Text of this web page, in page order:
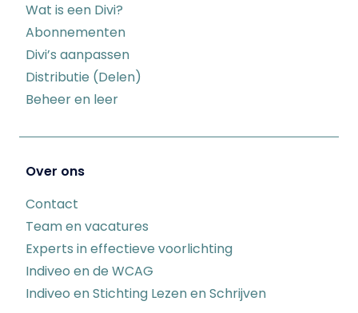
Wat is een Divi?
Abonnementen
Divi’s aanpassen
Distributie (Delen)
Beheer en leer
Over ons
Contact
Team en vacatures
Experts in effectieve voorlichting
Indiveo en de WCAG
Indiveo en Stichting Lezen en Schrijven